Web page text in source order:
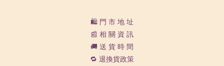
🛍️ 門 市 地 址
📰 相 關 資 訊
🚚 送 貨 時 間
🔁 退換貨政策